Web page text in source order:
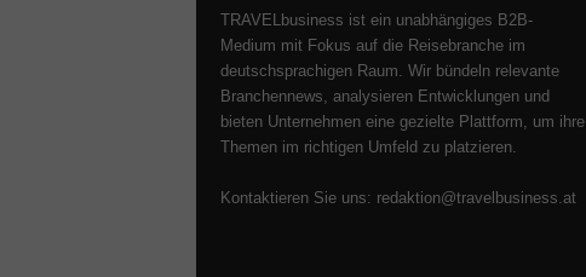
TRAVELbusiness ist ein unabhängiges B2B-
Medium mit Fokus auf die Reisebranche im
deutschsprachigen Raum. Wir bündeln relevante
Branchennews, analysieren Entwicklungen und
bieten Unternehmen eine gezielte Plattform, um ihre
Themen im richtigen Umfeld zu platzieren.
Kontaktieren Sie uns: redaktion@travelbusiness.at